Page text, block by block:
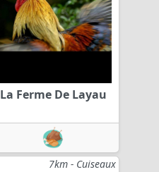
La Ferme De Layau
7km - Cuiseaux